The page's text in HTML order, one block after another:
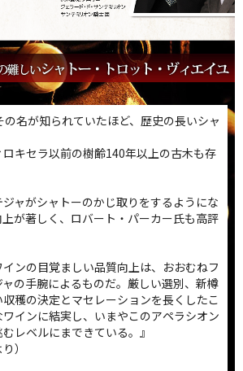
名が知られていたほど、歴史の長いシャ
キセラ以前の樹齢140年以上の古木も存
ャがシャトーのかじ取りをするようにな
が著しく、ロバート・パーカー氏も高評
インの目覚ましい品質向上は、おおむねフ
の手腕によるものだ。厳しい選別、新樽
穫の決定とマセレーションを長くしたこ
インに結実し、いまやこのアペラシオン
レベルにまできている。』
）